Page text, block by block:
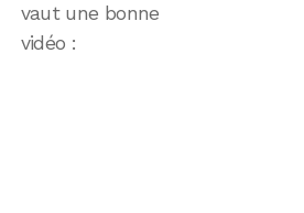
vaut une bonne
vidéo :